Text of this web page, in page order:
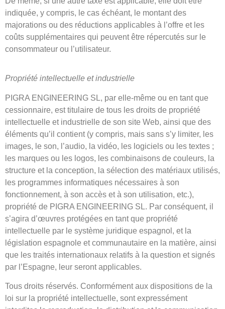
indiquée, y compris, le cas échéant, le montant des
majorations ou des réductions applicables à l’offre et les
coûts supplémentaires qui peuvent être répercutés sur le
consommateur ou l’utilisateur.
Propriété intellectuelle et industrielle
PIGRA ENGINEERING SL, par elle-même ou en tant que
cessionnaire, est titulaire de tous les droits de propriété
intellectuelle et industrielle de son site Web, ainsi que des
éléments qu’il contient (y compris, mais sans s’y limiter, les
images, le son, l’audio, la vidéo, les logiciels ou les textes ;
les marques ou les logos, les combinaisons de couleurs, la
structure et la conception, la sélection des matériaux utilisés,
les programmes informatiques nécessaires à son
fonctionnement, à son accès et à son utilisation, etc.),
propriété de PIGRA ENGINEERING SL. Par conséquent, il
s’agira d’œuvres protégées en tant que propriété
intellectuelle par le système juridique espagnol, et la
législation espagnole et communautaire en la matière, ainsi
que les traités internationaux relatifs à la question et signés
par l’Espagne, leur seront applicables.
Tous droits réservés. Conformément aux dispositions de la
loi sur la propriété intellectuelle, sont expressément